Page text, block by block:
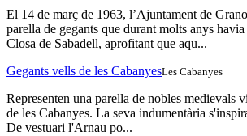
El 14 de març de 1963, l’Ajuntament de
parella de gegants que durant molts anys
Closa de Sabadell, aprofitant que aqu...
Gegants vells de les CabanyesLes Cabanyes
Representen una parella de nobles medievals
de les Cabanyes. La seva indumentària
De vestuari l'Arnau po...